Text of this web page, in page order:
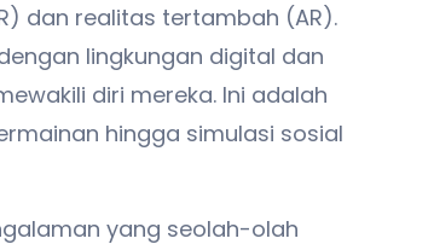
dan realitas tertambah (AR).
lingkungan digital dan
diri mereka. Ini adalah
hingga simulasi sosial
yang seolah-olah